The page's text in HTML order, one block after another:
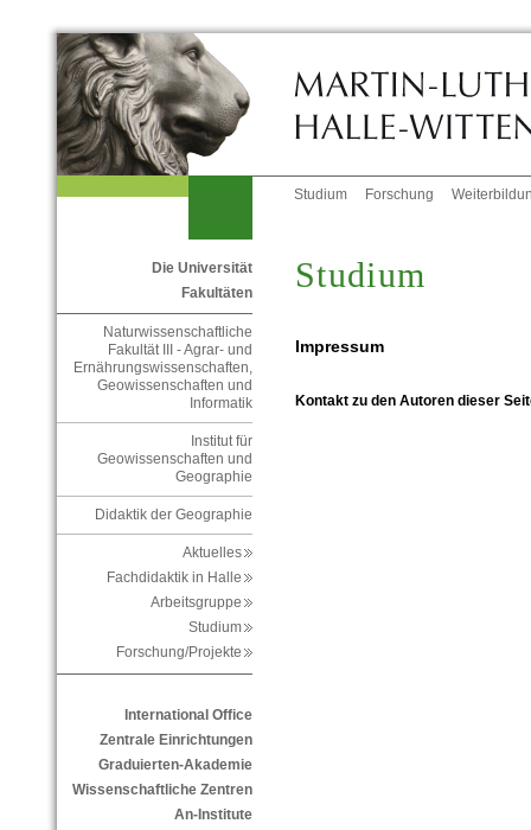
Studium Forschung
Die Universität
Fakultäten
Naturwissenschaftliche
Fakultät III - Agrar- und
Ernährungswissenschaften,
Geowissenschaften und
Informatik
Institut für
Geowissenschaften und
Geographie
Didaktik der Geographie
Aktuelles
Fachdidaktik in Halle
Arbeitsgruppe
Studium
Forschung/Projekte
International Office
Zentrale Einrichtungen
Graduierten-Akademie
Wissenschaftliche Zentren
An-Institute
Studium
Impressum
Kontakt zu den Autoren dieser